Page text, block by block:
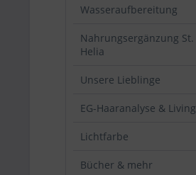
Wasseraufbereitung
Nahrungsergänzung St.
Helia
Unsere Lieblinge
EG-Haaranalyse & Living
Lichtfarbe
Bücher & mehr